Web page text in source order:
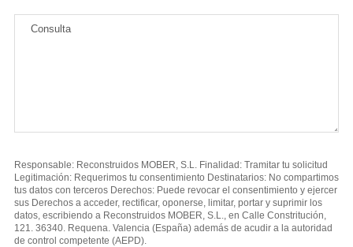
Responsable: Reconstruidos MOBER, S.L. Finalidad: Tramitar tu solicitud
Legitimación: Requerimos tu consentimiento Destinatarios: No compartimos
tus datos con terceros Derechos: Puede revocar el consentimiento y ejercer
sus Derechos a acceder, rectificar, oponerse, limitar, portar y suprimir los
datos, escribiendo a Reconstruidos MOBER, S.L., en Calle Constritución,
121. 36340. Requena. Valencia (España) además de acudir a la autoridad
de control competente (AEPD).